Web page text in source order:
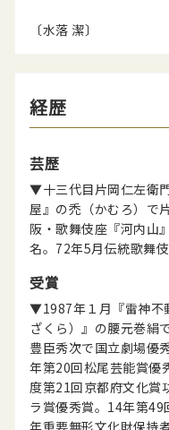
〔水落 潔〕
経歴
芸歴
▼十三代目片岡仁左衛
屋』の禿（かむろ）で
阪・歌舞伎座『河内山
名。72年5月伝統歌舞
受賞
▼1987年１月『雷神不
ざくら）』の腰元巻絹
豊臣秀次で国立劇場優
年第20回松尾芸能賞優
度第21回京都府文化賞
ラ賞優秀賞。14年第
年重要無形文化財保持